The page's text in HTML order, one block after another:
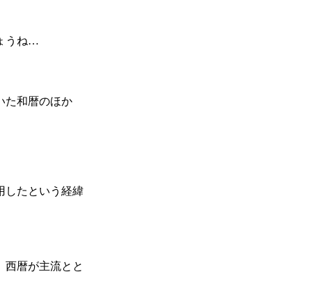
うね…
た和暦のほか
したという経緯
西暦が主流とと